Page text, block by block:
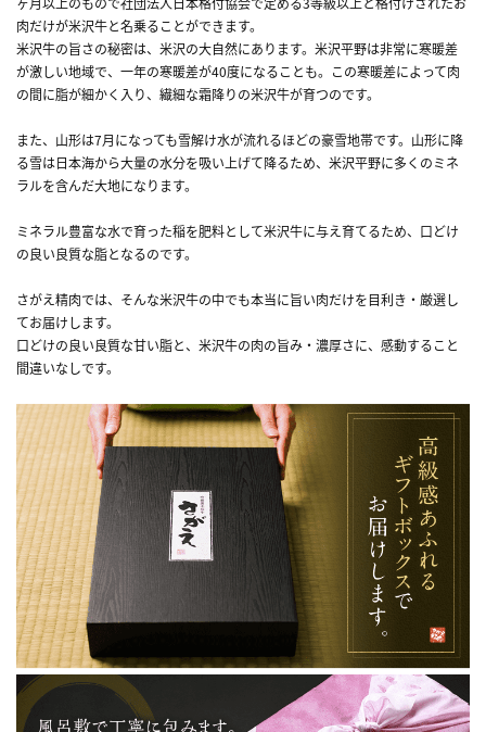
肉だけが米沢牛と名乗ることができます。
米沢牛の旨さの秘密は、米沢の大自然にあります。米沢平野は非常に寒暖差
が激しい地域で、一年の寒暖差が40度になることも。この寒暖差によって肉
の間に脂が細かく入り、繊細な霜降りの米沢牛が育つのです。
また、山形は7月になっても雪解け水が流れるほどの豪雪地帯です。山形に降
る雪は日本海から大量の水分を吸い上げて降るため、米沢平野に多くのミネ
ラルを含んだ大地になります。
ミネラル豊富な水で育った稲を肥料として米沢牛に与え育てるため、口どけ
の良い良質な脂となるのです。
さがえ精肉では、そんな米沢牛の中でも本当に旨い肉だけを目利き・厳選し
てお届けします。
口どけの良い良質な甘い脂と、米沢牛の肉の旨み・濃厚さに、感動すること
間違いなしです。